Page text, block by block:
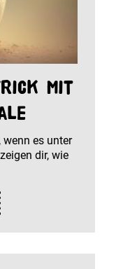
mit
wenn es unter
dir, wie